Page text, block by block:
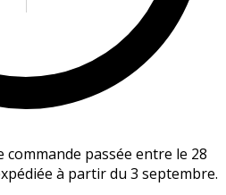
passée entre le 28
à partir du 3 septembre.